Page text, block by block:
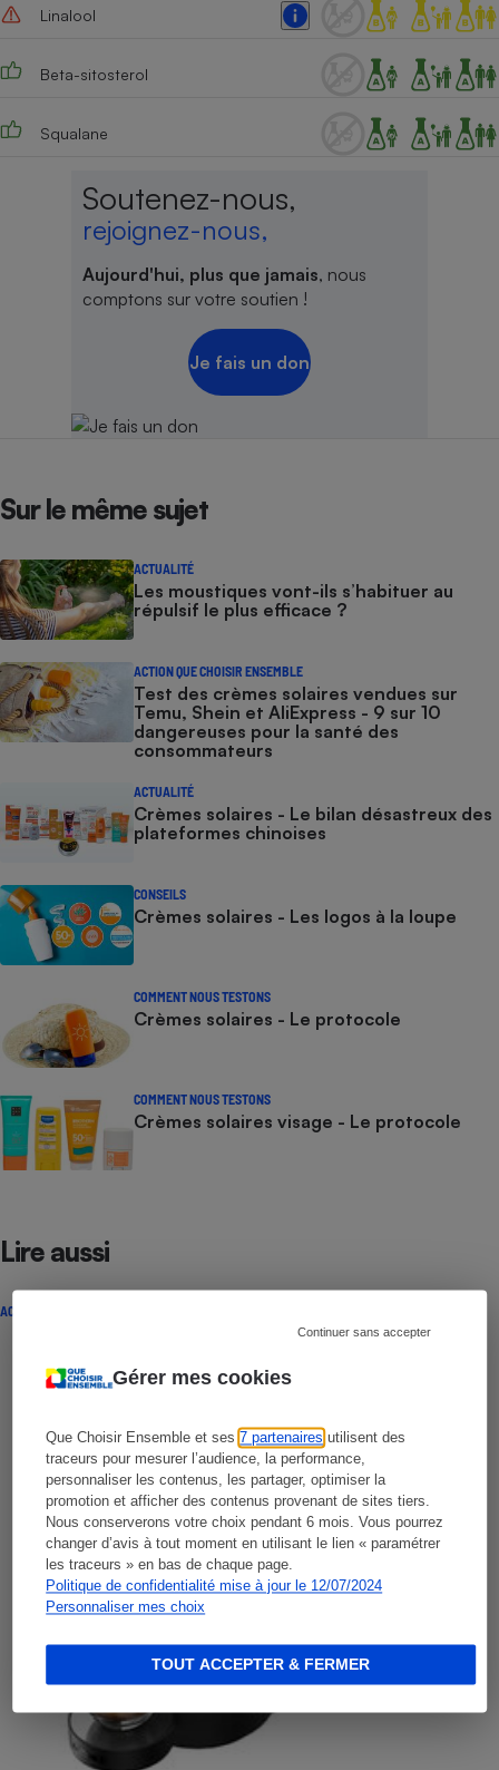
Gérer mes cookies
Que Choisir Ensemble et ses7 partenaires utilisent des
traceurs pour mesurer l’audience, la performance,
personnaliser les contenus, les partager, optimiser la
promotion et afficher des contenus provenant de sites tiers.
Nous conserverons votre choix pendant 6 mois. Vous pourrez
changer d’avis à tout moment en utilisant le lien « paramétrer
les traceurs » en bas de chaque page.
Politique de confidentialité mise à jour le 12/07/2024
Personnaliser mes choix
Continuer sans accepter
TOUT ACCEPTER & FERMER
Linalool
Beta-sitosterol
Squalane
Soutenez-nous,
rejoignez-nous,
Aujourd'hui, plus que jamais, nous
comptons sur votre soutien !
Je fais un don
Sur le même sujet
ACTUALITÉ
Les moustiques vont-ils s’habituer au
répulsif le plus efficace ?
ACTION QUE CHOISIR ENSEMBLE
Test des crèmes solaires vendues sur
Temu, Shein et AliExpress - 9 sur 10
dangereuses pour la santé des
consommateurs
ACTUALITÉ
Crèmes solaires - Le bilan désastreux des
plateformes chinoises
CONSEILS
Crèmes solaires - Les logos à la loupe
COMMENT NOUS TESTONS
Crèmes solaires - Le protocole
COMMENT NOUS TESTONS
Crèmes solaires visage - Le protocole
Lire aussi
ACTUALITÉ